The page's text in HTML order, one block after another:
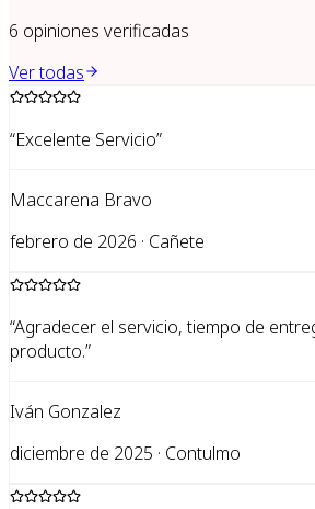
6 opiniones verificadas
Ver todas
“Excelente Servicio”
Maccarena Bravo
febrero de 2026 · Cañete
“Agradecer el servicio, tiempo de
producto.”
Iván Gonzalez
diciembre de 2025 · Contulmo